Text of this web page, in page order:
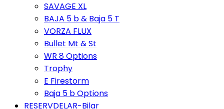
SAVAGE XL
BAJA 5 b & Baja 5 T
VORZA FLUX
Bullet Mt & St
WR 8 Options
Trophy
E Firestorm
Baja 5 b Options
RESERVDELAR-Bilar